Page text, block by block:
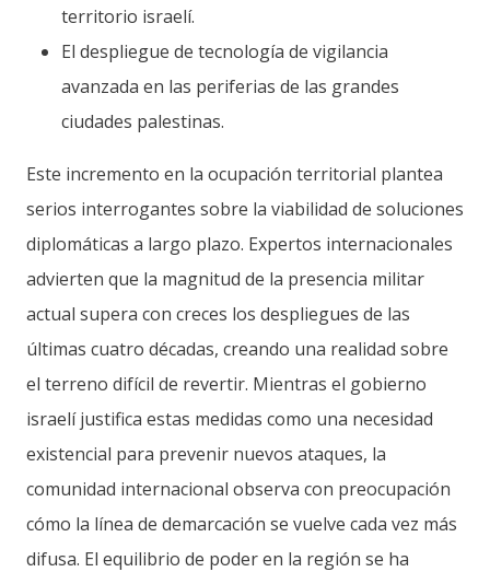
territorio israelí.
El despliegue de tecnología de vigilancia
avanzada en las periferias de las grandes
ciudades palestinas.
Este incremento en la ocupación territorial plantea
serios interrogantes sobre la viabilidad de soluciones
diplomáticas a largo plazo. Expertos internacionales
advierten que la magnitud de la presencia militar
actual supera con creces los despliegues de las
últimas cuatro décadas, creando una realidad sobre
el terreno difícil de revertir. Mientras el gobierno
israelí justifica estas medidas como una necesidad
existencial para prevenir nuevos ataques, la
comunidad internacional observa con preocupación
cómo la línea de demarcación se vuelve cada vez más
difusa. El equilibrio de poder en la región se ha